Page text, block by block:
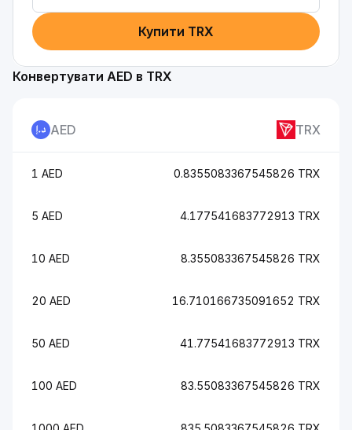
Купити TRX
Конвертувати AED в TRX
AED TRX
1 AED 0.8355083367545826 TRX
5 AED 4.177541683772913 TRX
10 AED 8.355083367545826 TRX
20 AED 16.710166735091652 TRX
50 AED 41.77541683772913 TRX
100 AED 83.55083367545826 TRX